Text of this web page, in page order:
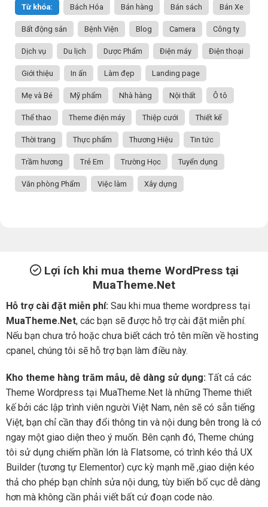
Từ khóa: Bách Hóa Bán hàng Bán sách Bán Xe
Bất động sản Bệnh Viện Blog Camera Công ty
Dịch vụ Du lịch Dược Phẩm Điện máy Điện thoại
Giới thiệu In ấn Làm đẹp Landing page
Mẹ và Bé Mỹ phẩm Nhà hàng Nội thất Ô tô
Thể thao Theme điện máy Thiệp cưới Thiết kế
Thời trang Thực phẩm Thương Hiệu Tin tức
Trầm hương Trẻ Em Trường Học Tuyển dụng
Văn phòng Phẩm Việc làm Xây dựng
Lợi ích khi mua theme WordPress tại
MuaTheme.Net
Hỗ trợ cài đặt miễn phí: Sau khi mua theme wordpress tại
MuaTheme.Net, các bạn sẽ được hỗ trợ cài đặt miễn phí.
Nếu bạn chưa trỏ hoặc chưa biết cách trỏ tên miền về hosting
cpanel, chúng tôi sẽ hỗ trợ bạn làm điều này.
Kho theme hàng trăm mẫu, dễ dàng sử dụng: Tất cả các
Theme Wordpress tại MuaTheme.Net là những Theme thiết
kế bởi các lập trình viên người Việt Nam, nên sẽ có sẵn tiếng
Việt, bạn chỉ cần thay đổi thông tin và nội dung bên trong là có
ngay một giao diện theo ý muốn. Bên cạnh đó, Theme chúng
tôi sử dụng chiếm phần lớn là Flatsome, có trình kéo thả UX
Builder (tương tự Elementor) cực kỳ mạnh mẽ ,giao diện kéo
thả cho phép bạn chỉnh sửa nội dung, tùy biến bố cục dễ dàng
hơn mà không cần phải viết bất cứ đoạn code nào.